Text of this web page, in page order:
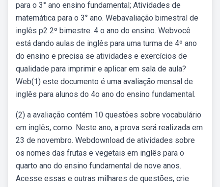
para o 3° ano ensino fundamental; Atividades de
matemática para o 3° ano. Webavaliação bimestral de
inglês p2 2º bimestre. 4 o ano do ensino. Webvocê
está dando aulas de inglês para uma turma de 4º ano
do ensino e precisa se atividades e exercícios de
qualidade para imprimir e aplicar em sala de aula?
Web(1) este documento é uma avaliação mensal de
inglês para alunos do 4o ano do ensino fundamental.
(2) a avaliação contém 10 questões sobre vocabulário
em inglês, como. Neste ano, a prova será realizada em
23 de novembro. Webdownload de atividades sobre
os nomes das frutas e vegetais em inglês para o
quarto ano do ensino fundamental de nove anos.
Acesse essas e outras milhares de questões, crie